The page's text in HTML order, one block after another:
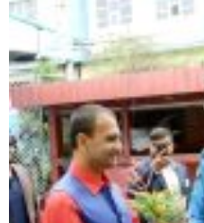
कपिलवस्तु नगरपालिकाका
जंगलमा मृत अवस्थामा फेला,